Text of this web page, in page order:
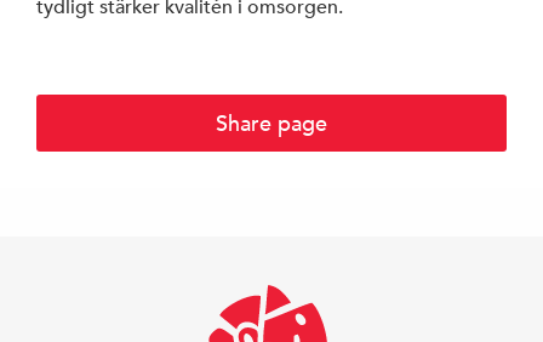
tydligt stärker kvalitén i omsorgen.
Share page